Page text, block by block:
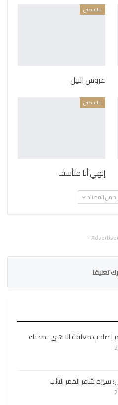
فلسطين
عروس النيل
فلسطين
إلهي أنا متأسف
من القصائد
-
تعليقا
| صاحب معلقة الا هبي بصحنك
سيرة شاعر الخمر التائب